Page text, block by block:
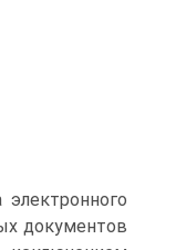
документов